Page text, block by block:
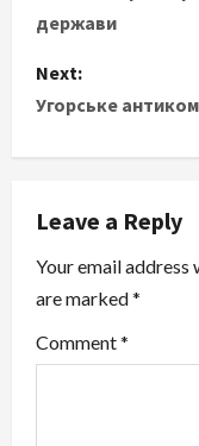
s
t
n
v
i
g
держави
Next:
Угорське
Leave a Reply
Your email address
are marked*
Comment*